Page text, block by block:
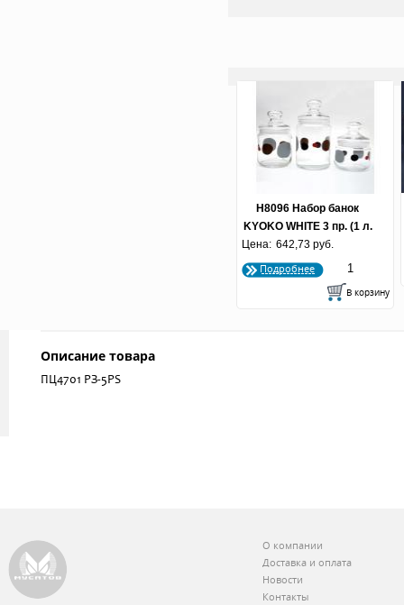
H8096 Набор банок
KYOKO WHITE 3 пр. (1 л.
0.75 л. 0.5 л.) Н9972 ( по
3 шт)
Цена: 642,73 руб.
Подробнее
Описание товара
ПЦ4701 РЗ-5РS
О компании
Доставка и оплата
Новости
Контакты